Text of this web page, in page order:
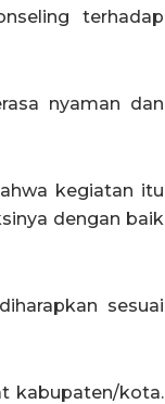
terhadap
nyaman dan
kegiatan itu
dengan baik
sesuai
kabupaten/kota.